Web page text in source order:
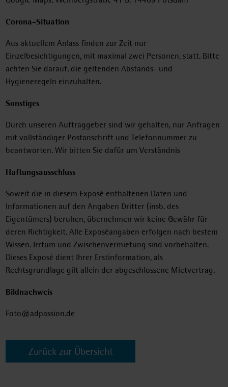
Corona-Situation
Aus aktuellem Anlass finden zur Zeit nur
Einzelbesichtigungen, mit maximal zwei Personen, statt. Bitte
achten Sie darauf, die geltenden Abstands- und
Hygieneregeln einzuhalten.
Sonstiges
Durch unseren Auftraggeber sind wir gehalten, nur Anfragen
mit vollständiger Postanschrift und Telefonnummer zu
beantworten. Wir bitten Sie dafür um Verständnis
Haftungsausschluss
Soweit die in diesem Exposé enthaltenen Daten und
Informationen auf den Angaben Dritter (insb. des
Eigentümers) beruhen, übernehmen wir keine Gewähr für
deren Richtigkeit. Alle Exposéangaben erfolgen nach bestem
Wissen. Irrtum und Zwischenvermietung sind vorbehalten.
Dieses Exposé dient Ihrer Erstinformation, als
Rechtsgrundlage gilt allein der abgeschlossene Mietvertrag.
Bildnachweis
Foto@adpassion.de
Zurück zur Übersicht